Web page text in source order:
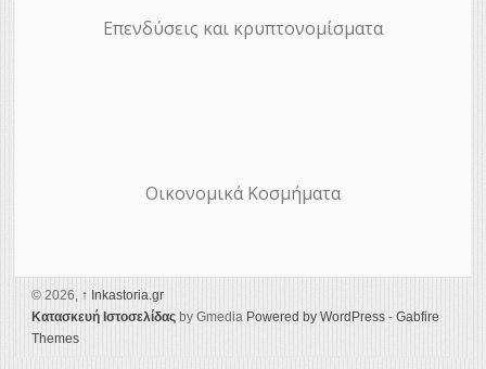
Επενδύσεις και κρυπτονομίσματα
Οικονομικά Κοσμήματα
© 2026, ↑ Ιnkastoria.gr
Κατασκευή Ιστοσελίδας by Gmedia Powered by WordPress - Gabfire
Themes